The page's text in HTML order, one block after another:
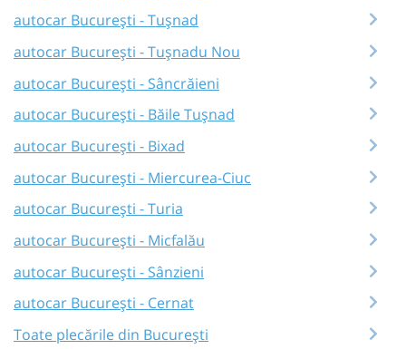
autocar București - Tușnad
autocar București - Tușnadu Nou
autocar București - Sâncrăieni
autocar București - Băile Tușnad
autocar București - Bixad
autocar București - Miercurea-Ciuc
autocar București - Turia
autocar București - Micfalău
autocar București - Sânzieni
autocar București - Cernat
Toate plecările din București